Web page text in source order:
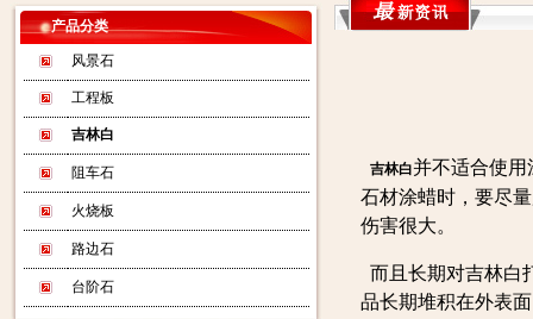
产品分类
风景石
工程板
吉林白
阻车石
火烧板
路边石
台阶石
吉林白并不适合使用
石材涂蜡时，要尽
伤害很大。
而且长期对吉林白
品长期堆积在外表